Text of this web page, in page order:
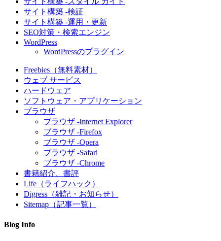
サイト構築 -検証
サイト構築 -運用・更新
SEO対策・検索エンジン
WordPress
WordPressのプラグイン
Freebies（無料素材）
ウェブ サービス
ハードウェア
ソフトウェア・アプリケーション
ブラウザ
ブラウザ -Internet Explorer
ブラウザ -Firefox
ブラウザ -Opera
ブラウザ -Safari
ブラウザ -Chrome
書籍紹介、書評
Life（ライフハック）
Digress（雑記・お知らせ）
Sitemap（記事一覧）
Blog Info